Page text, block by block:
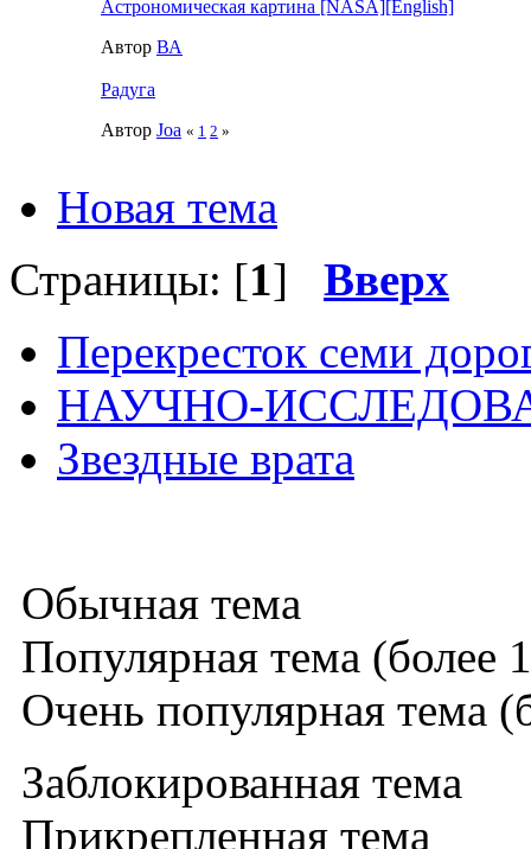
Астрономическая картина [NASA][English]
Автор ВА
Радуга
Автор Joa « 1 2 »
Новая тема
Страницы: [1] Вверх
Перекресток семи
НАУЧНО-
Звездные врата
Обычная тема
Популярная тема (более
Очень популярная тема
Заблокированная тема
Прикрепленная тема